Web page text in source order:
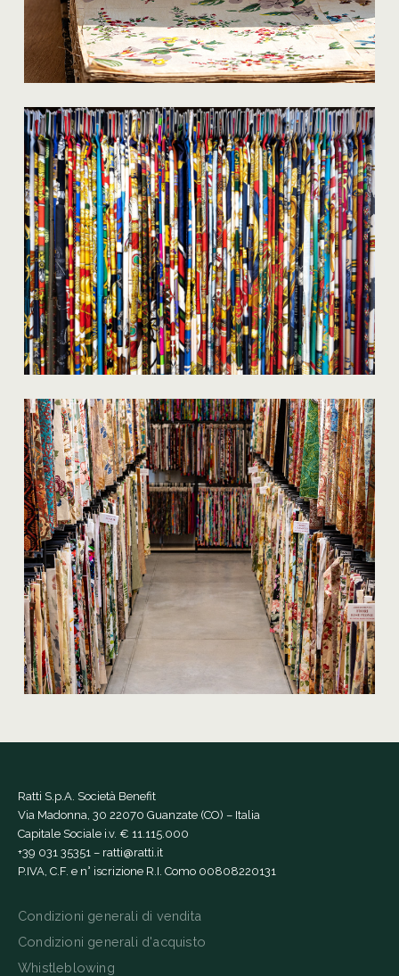
Ratti S.p.A. Società Benefit
Via Madonna, 30 22070 Guanzate (CO) – Italia
Capitale Sociale i.v. € 11.115.000
+39 031 35351 – ratti@ratti.it
P.IVA, C.F. e n° iscrizione R.I. Como 00808220131
Condizioni generali di vendita
Condizioni generali d'acquisto
Whistleblowing